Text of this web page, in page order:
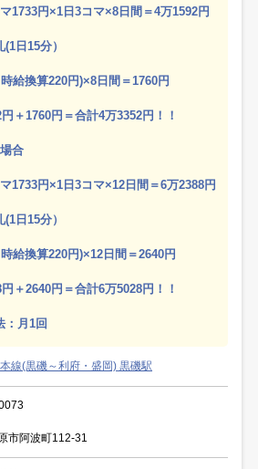
1733円×1日3コマ×8日間＝4万1592円
日15分）
給換算220円)×8日間＝1760円
＋1760円＝合計4万3352円！！
合
1733円×1日3コマ×12日間＝6万2388円
日15分）
給換算220円)×12日間＝2640円
＋2640円＝合計6万5028円！！
：月1回
線(黒磯～利府・盛岡) 黒磯駅
市阿波町112-31